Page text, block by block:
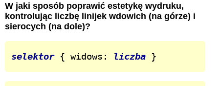
W jaki sposób poprawić estetykę wydruku,
kontrolując liczbę linijek wdowich (na górze) i
sierocych (na dole)?
selektor { widows: liczba }